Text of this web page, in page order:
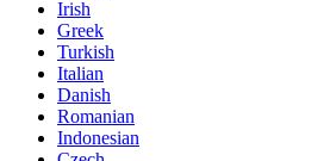
Irish
Greek
Turkish
Italian
Danish
Romanian
Indonesian